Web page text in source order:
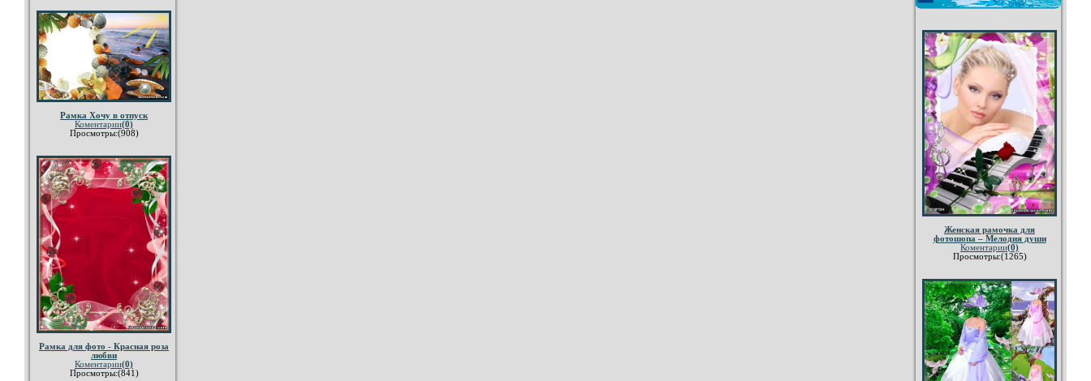
Рамка Хочу в отпуск
Коментарии(0)
Просмотры:(908)
Рамка для фото - Красная роза
любви
Коментарии(0)
Просмотры:(841)
Женская рамочка для
фотошопа – Мелодия души
Коментарии(0)
Просмотры:(1265)